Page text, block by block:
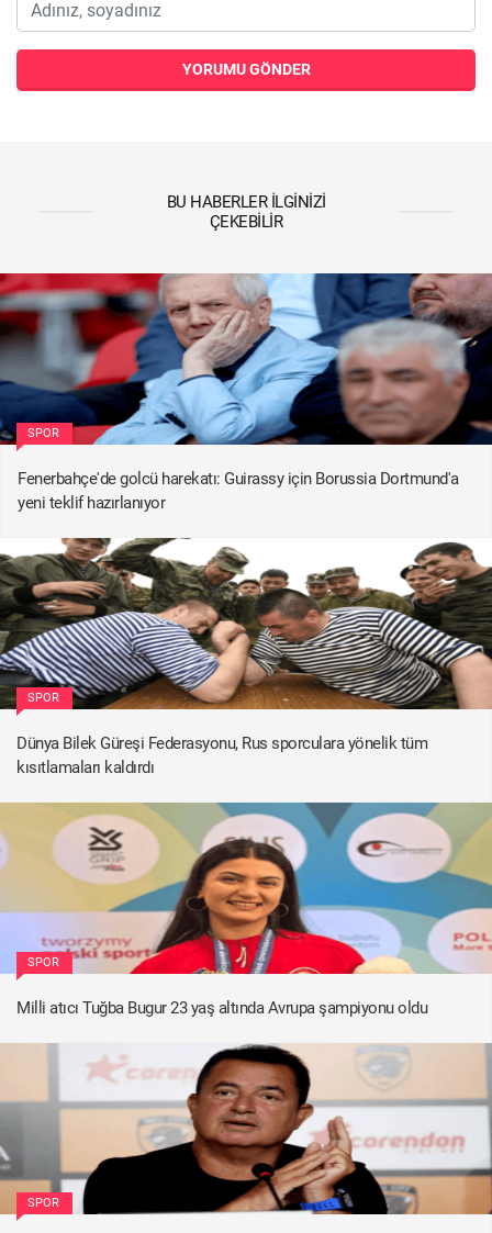
YORUMU GÖNDER
BU HABERLER İLGINIZI
ÇEKEBILIR
SPOR
Fenerbahçe'de golcü harekatı: Guirassy için Borussia Dortmund'a
yeni teklif hazırlanıyor
SPOR
Dünya Bilek Güreşi Federasyonu, Rus sporculara yönelik tüm
kısıtlamaları kaldırdı
SPOR
Milli atıcı Tuğba Bugur 23 yaş altında Avrupa şampiyonu oldu
SPOR